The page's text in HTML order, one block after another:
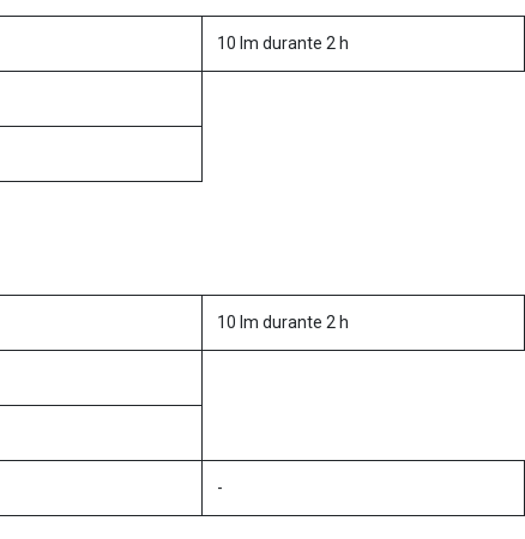
10 lm durante 2 h
10 lm durante 2 h
-